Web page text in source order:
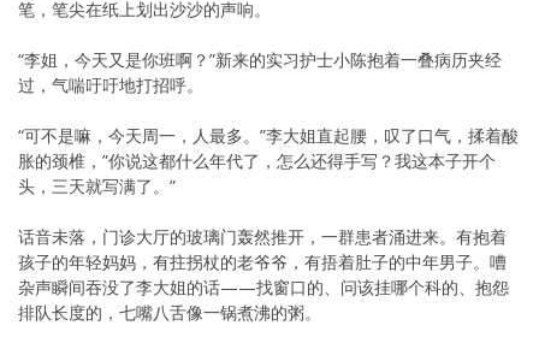
笔，笔尖在纸上划出沙沙的声响。
“李姐，今天又是你班啊？”新来的实习护士小陈抱着一叠病历夹经
过，气喘吁吁地打招呼。
“可不是嘛，今天周一，人最多。”李大姐直起腰，叹了口气，揉着酸
胀的颈椎，”你说这都什么年代了，怎么还得手写？我这本子开个
头，三天就写满了。”
话音未落，门诊大厅的玻璃门轰然推开，一群患者涌进来。有抱着
孩子的年轻妈妈，有拄拐杖的老爷爷，有捂着肚子的中年男子。嘈
杂声瞬间吞没了李大姐的话——找窗口的、问该挂哪个科的、抱怨
排队长度的，七嘴八舌像一锅煮沸的粥。